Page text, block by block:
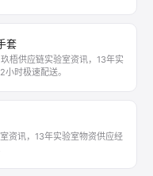
套
梧供应链实验室资讯，13年实
时极速配送。
资讯，13年实验室物资供应经